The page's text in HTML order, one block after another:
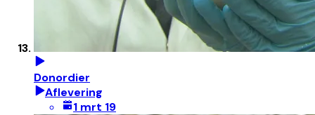
Donordier
Aflevering
1 mrt 19